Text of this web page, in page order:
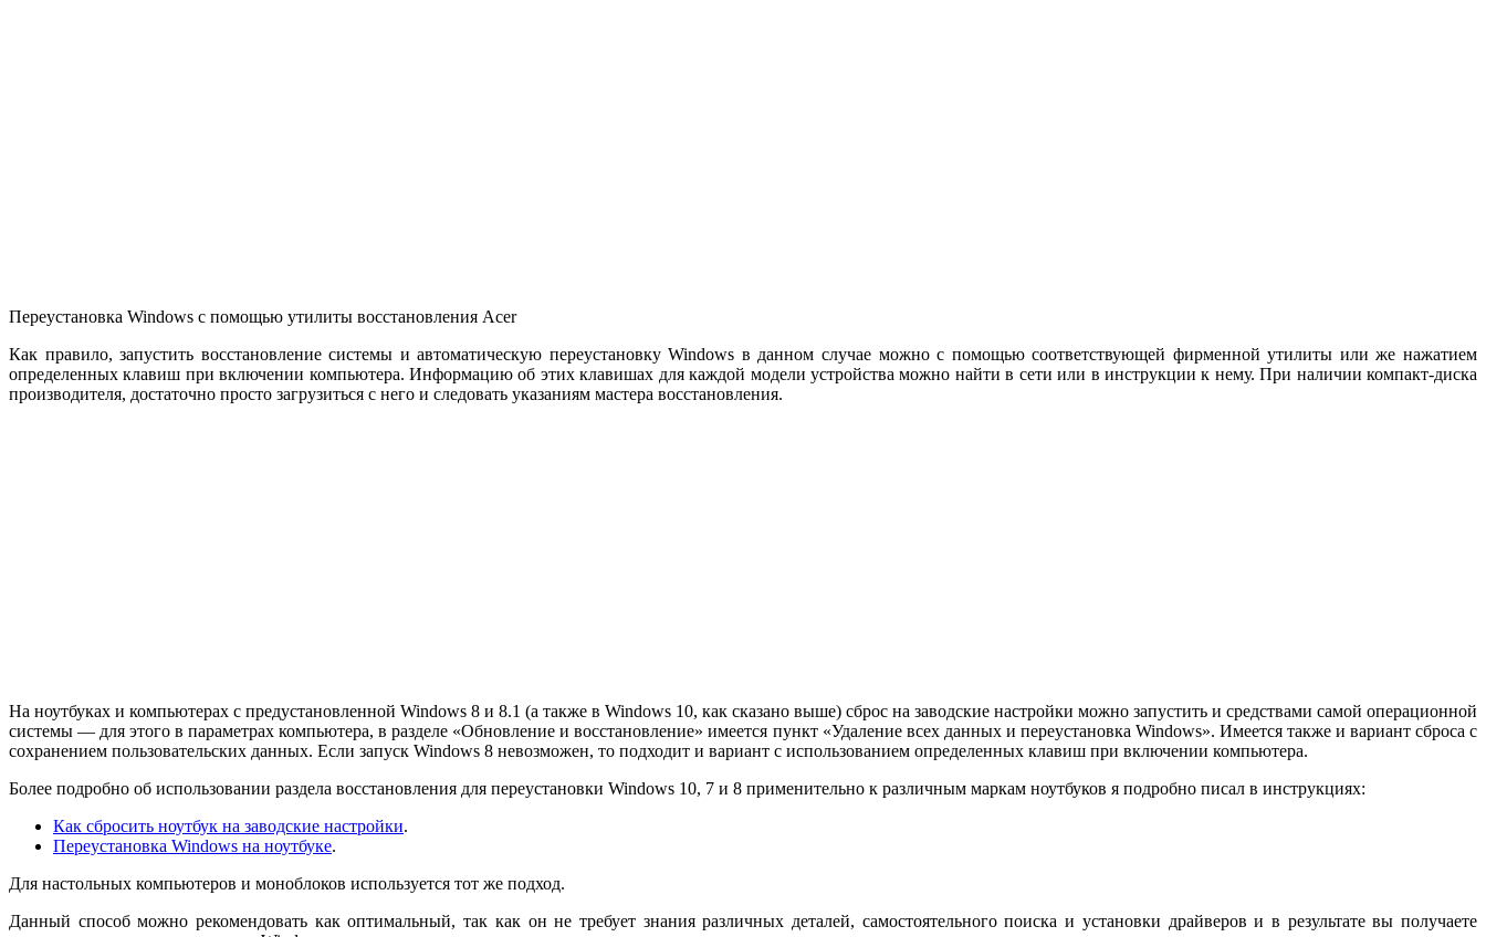
Переустановка Windows с помощью утилиты восстановления Acer
Как правило, запустить восстановление системы и автоматическую переустановку Windows в данном случае можно с помощью соответствующей фирменной утилиты или же нажатием
определенных клавиш при включении компьютера. Информацию об этих клавишах для каждой модели устройства можно найти в сети или в инструкции к нему. При наличии компакт-диска
производителя, достаточно просто загрузиться с него и следовать указаниям мастера восстановления.
На ноутбуках и компьютерах с предустановленной Windows 8 и 8.1 (а также в Windows 10, как сказано выше) сброс на заводские настройки можно запустить и средствами самой операционной
системы — для этого в параметрах компьютера, в разделе «Обновление и восстановление» имеется пункт «Удаление всех данных и переустановка Windows». Имеется также и вариант сброса с
сохранением пользовательских данных. Если запуск Windows 8 невозможен, то подходит и вариант с использованием определенных клавиш при включении компьютера.
Более подробно об использовании раздела восстановления для переустановки Windows 10, 7 и 8 применительно к различным маркам ноутбуков я подробно писал в инструкциях:
Как сбросить ноутбук на заводские настройки.
Переустановка Windows на ноутбуке.
Для настольных компьютеров и моноблоков используется тот же подход.
Данный способ можно рекомендовать как оптимальный, так как он не требует знания различных деталей, самостоятельного поиска и установки драйверов и в результате вы получаете